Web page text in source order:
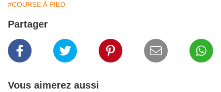
#COURSE À PIED
Partager
Vous aimerez aussi